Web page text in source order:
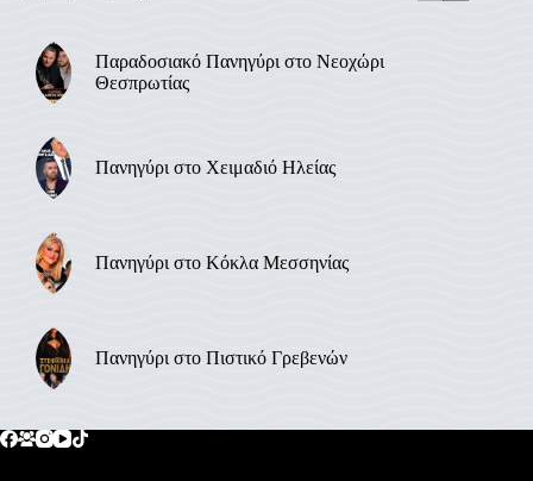
Παραδοσιακό Πανηγύρι στο Νεοχώρι
Θεσπρωτίας
Πανηγύρι στο Χειμαδιό Ηλείας
Πανηγύρι στο Κόκλα Μεσσηνίας
Πανηγύρι στο Πιστικό Γρεβενών